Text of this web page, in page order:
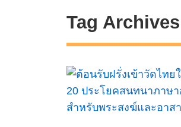
Tag